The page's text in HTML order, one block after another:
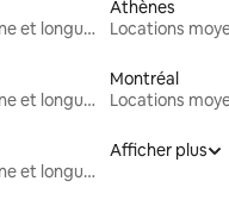
Locations moyenne et longue durée
Athènes
Locations moyenne et longue durée
Montréal
Locations moyenne et longue durée
Afficher plus